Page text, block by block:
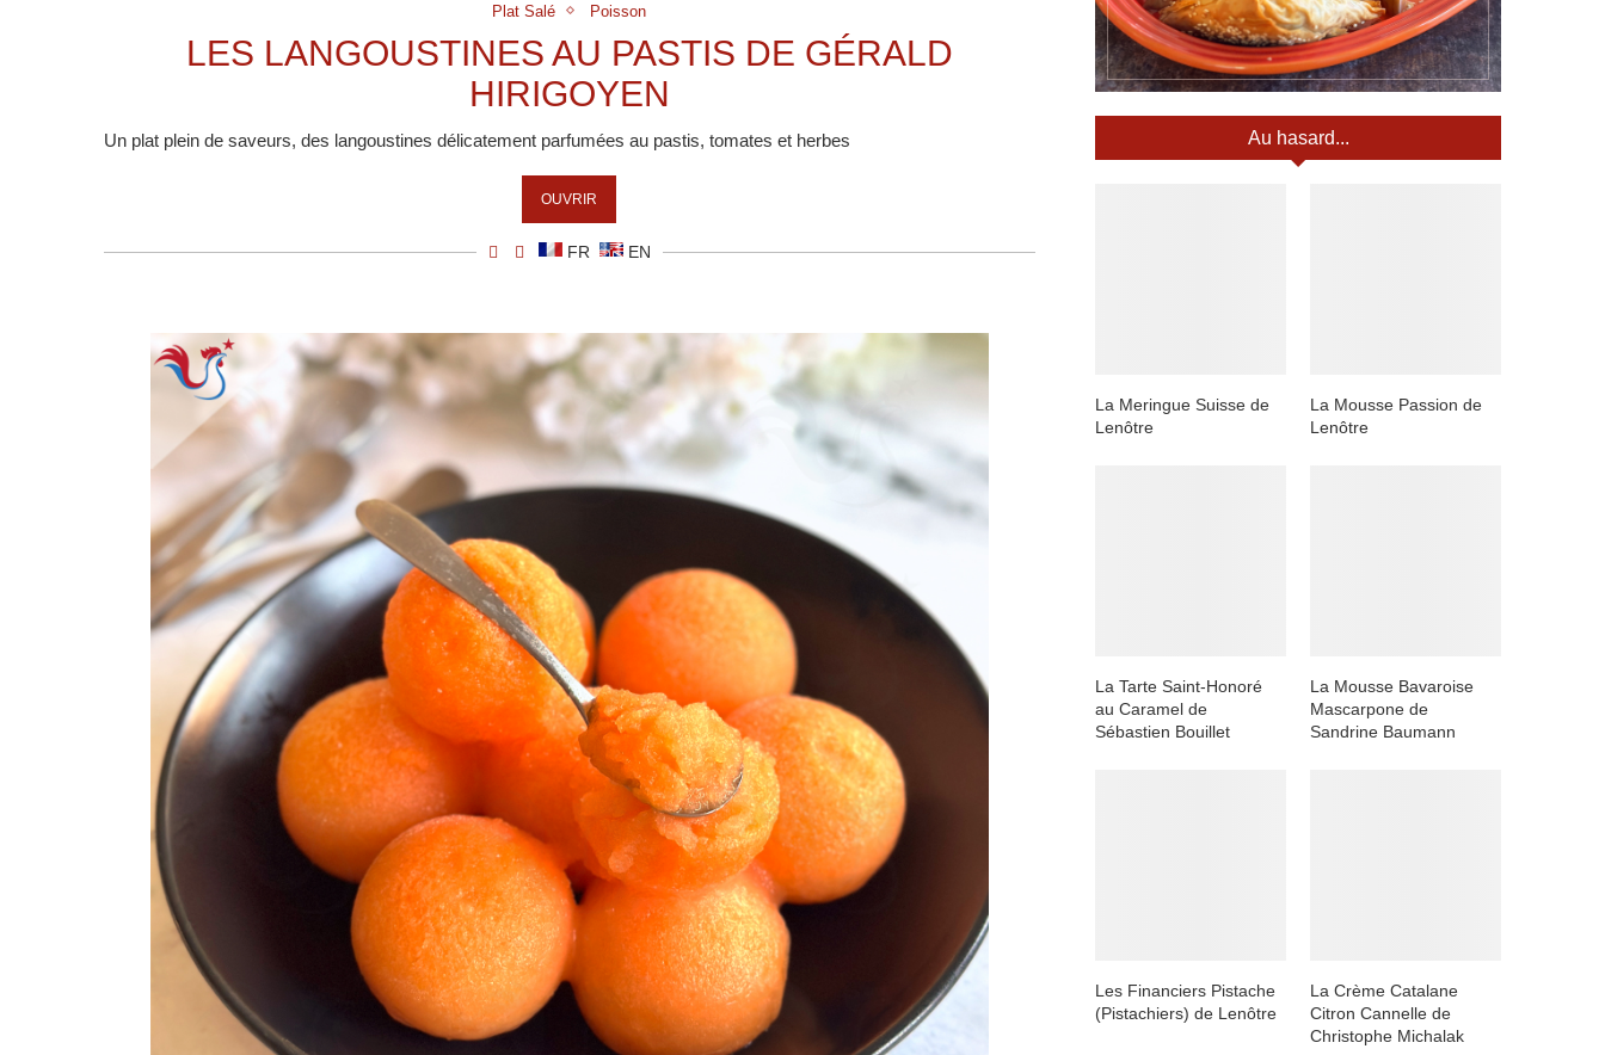
Plat Salé Poisson
LES LANGOUSTINES AU PASTIS DE GÉRALD
HIRIGOYEN
Un plat plein de saveurs, des langoustines délicatement parfumées au pastis, tomates et herbes
OUVRIR
FR EN
Au hasard...
La Meringue Suisse de
Lenôtre
La Mousse Passion de
Lenôtre
La Tarte Saint-Honoré
au Caramel de
Sébastien Bouillet
La Mousse Bavaroise
Mascarpone de
Sandrine Baumann
Les Financiers Pistache
(Pistachiers) de Lenôtre
La Crème Catalane
Citron Cannelle de
Christophe Michalak